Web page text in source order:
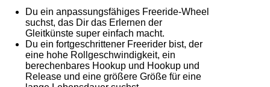
Du ein anpassungsfähiges Freeride-Wheel
suchst, das Dir das Erlernen der
Gleitkünste super einfach macht.
Du ein fortgeschrittener Freerider bist, der
eine hohe Rollgeschwindigkeit, ein
berechenbares Hookup und Hookup und
Release und eine größere Größe für eine